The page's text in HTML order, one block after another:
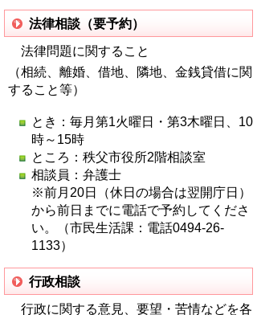
法律相談（要予約）
法律問題に関すること
（相続、離婚、借地、隣地、金銭貸借に関
すること等）
とき：毎月第1火曜日・第3木曜日、10
時～15時
ところ：秩父市役所2階相談室
相談員：弁護士
※前月20日（休日の場合は翌開庁日）
から前日までに電話で予約してくださ
い。（市民生活課：電話0494-26-
1133）
行政相談
行政に関する意見、要望・苦情などを各